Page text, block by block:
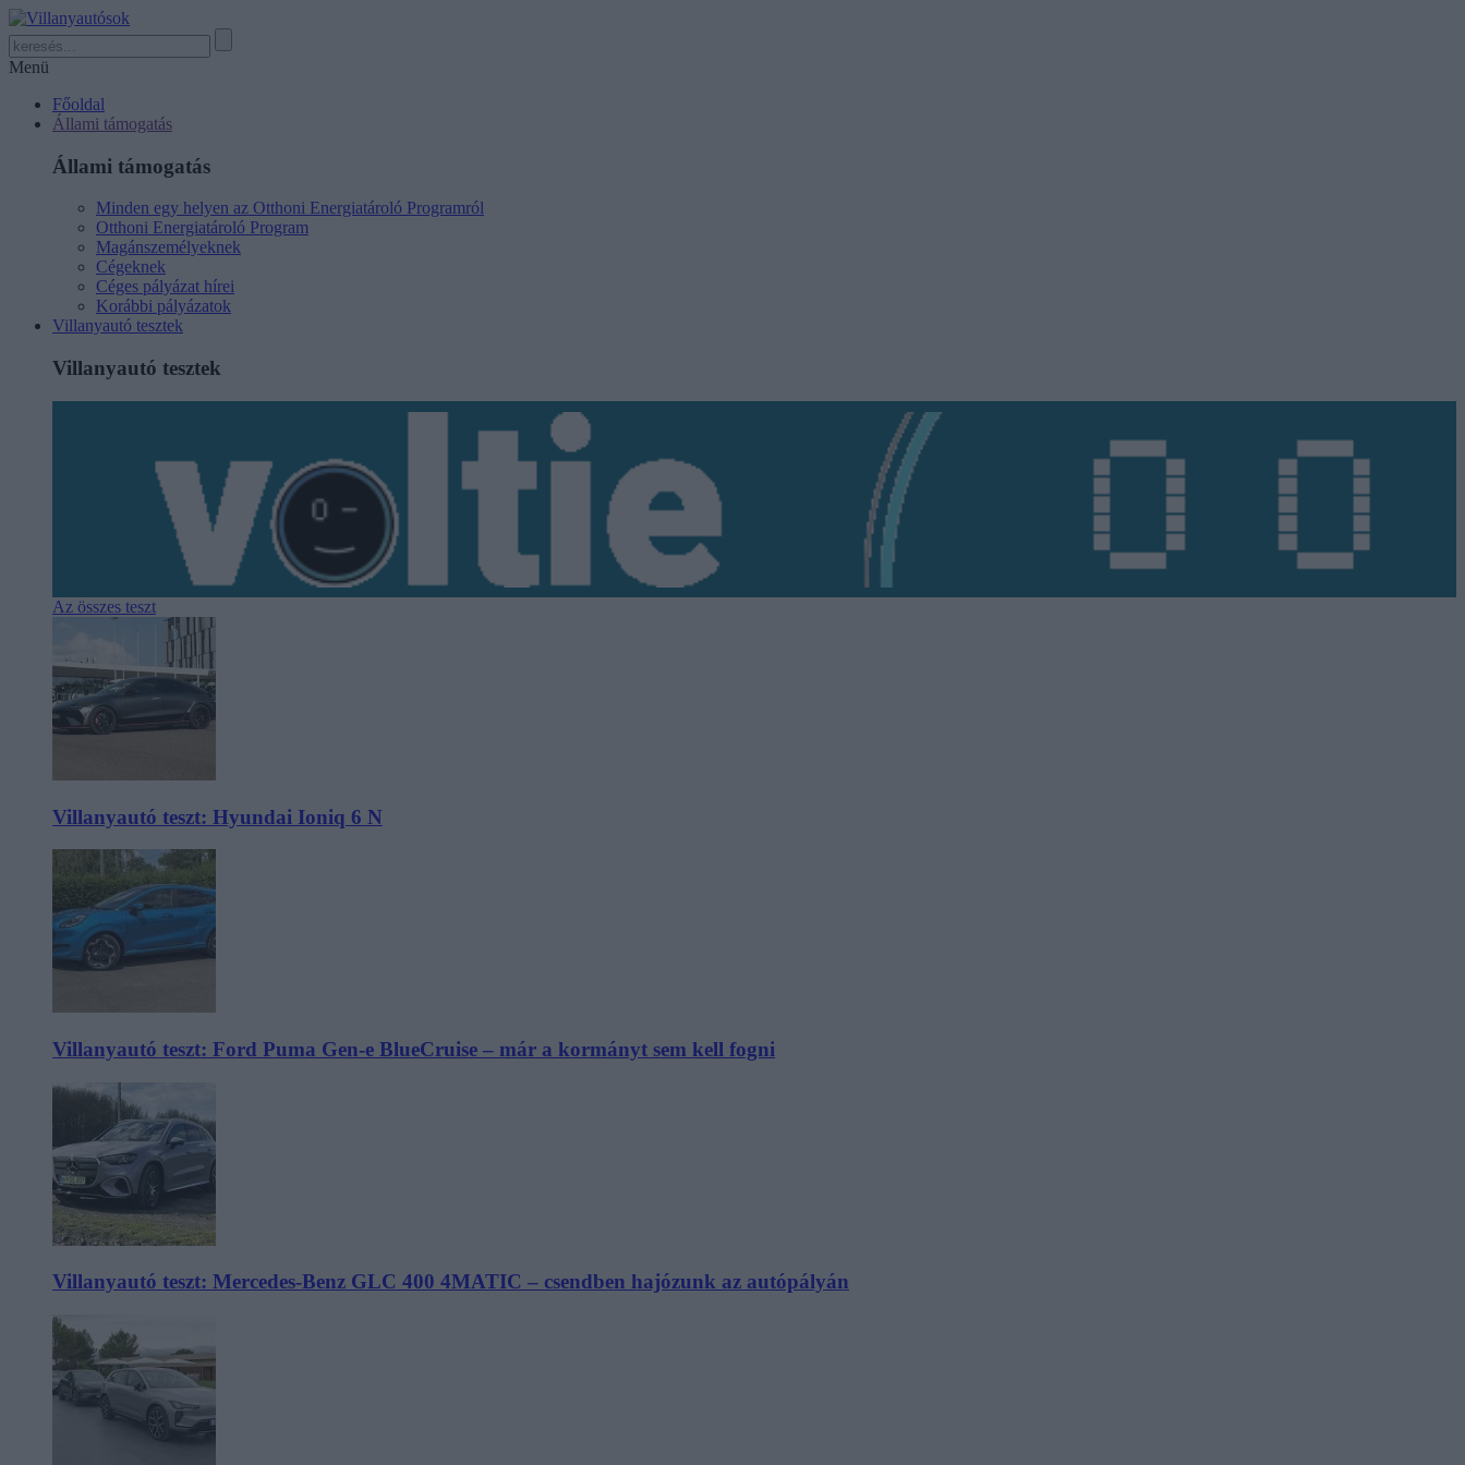
Menü
Főoldal
Állami támogatás
Állami támogatás
Minden egy helyen az Otthoni Energiatároló Programról
Otthoni Energiatároló Program
Magánszemélyeknek
Cégeknek
Céges pályázat hírei
Korábbi pályázatok
Villanyautó tesztek
Villanyautó tesztek
Az összes teszt
Villanyautó teszt: Hyundai Ioniq 6 N
Villanyautó teszt: Ford Puma Gen-e BlueCruise – már a kormányt sem kell fogni
Villanyautó teszt: Mercedes-Benz GLC 400 4MATIC – csendben hajózunk az autópályán